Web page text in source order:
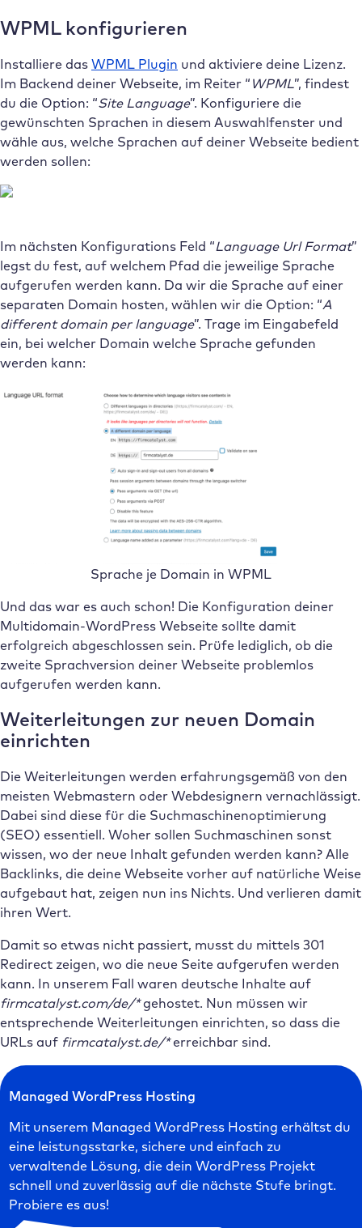
WPML konfigurieren
Installiere das WPML Plugin und aktiviere deine Lizenz.
Im Backend deiner Webseite, im Reiter “ WPML”, findest
du die Option: “Site Language”. Konfiguriere die
gewünschten Sprachen in diesem Auswahlfenster und
wähle aus, welche Sprachen auf deiner Webseite bedient
werden sollen:
Im nächsten Konfigurations Feld “Language Url Format”
legst du fest, auf welchem Pfad die jeweilige Sprache
aufgerufen werden kann. Da wir die Sprache auf einer
separaten Domain hosten, wählen wir die Option: “A
different domain per language”. Trage im Eingabefeld
ein, bei welcher Domain welche Sprache gefunden
werden kann:
Sprache je Domain in WPML
Und das war es auch schon! Die Konfiguration deiner
Multidomain-WordPress Webseite sollte damit
erfolgreich abgeschlossen sein. Prüfe lediglich, ob die
zweite Sprachversion deiner Webseite problemlos
aufgerufen werden kann.
Weiterleitungen zur neuen Domain
einrichten
Die Weiterleitungen werden erfahrungsgemäß von den
meisten Webmastern oder Webdesignern vernachlässigt.
Dabei sind diese für die Suchmaschinenoptimierung
(SEO) essentiell. Woher sollen Suchmaschinen sonst
wissen, wo der neue Inhalt gefunden werden kann? Alle
Backlinks, die deine Webseite vorher auf natürliche Weise
aufgebaut hat, zeigen nun ins Nichts. Und verlieren damit
ihren Wert.
Damit so etwas nicht passiert, musst du mittels 301
Redirect zeigen, wo die neue Seite aufgerufen werden
kann. In unserem Fall waren deutsche Inhalte auf
firmcatalyst.com/de/*gehostet. Nun müssen wir
entsprechende Weiterleitungen einrichten, so dass die
URLs auf firmcatalyst.de/*erreichbar sind.
Managed WordPress Hosting
Mit unserem Managed WordPress Hosting erhältst du
eine leistungsstarke, sichere und einfach zu
verwaltende Lösung, die dein WordPress Projekt
schnell und zuverlässig auf die nächste Stufe bringt.
Probiere es aus!